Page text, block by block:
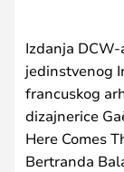
Izdanja
jedinstvenog
francuskog
dizajnerice
Here Comes
Bertranda